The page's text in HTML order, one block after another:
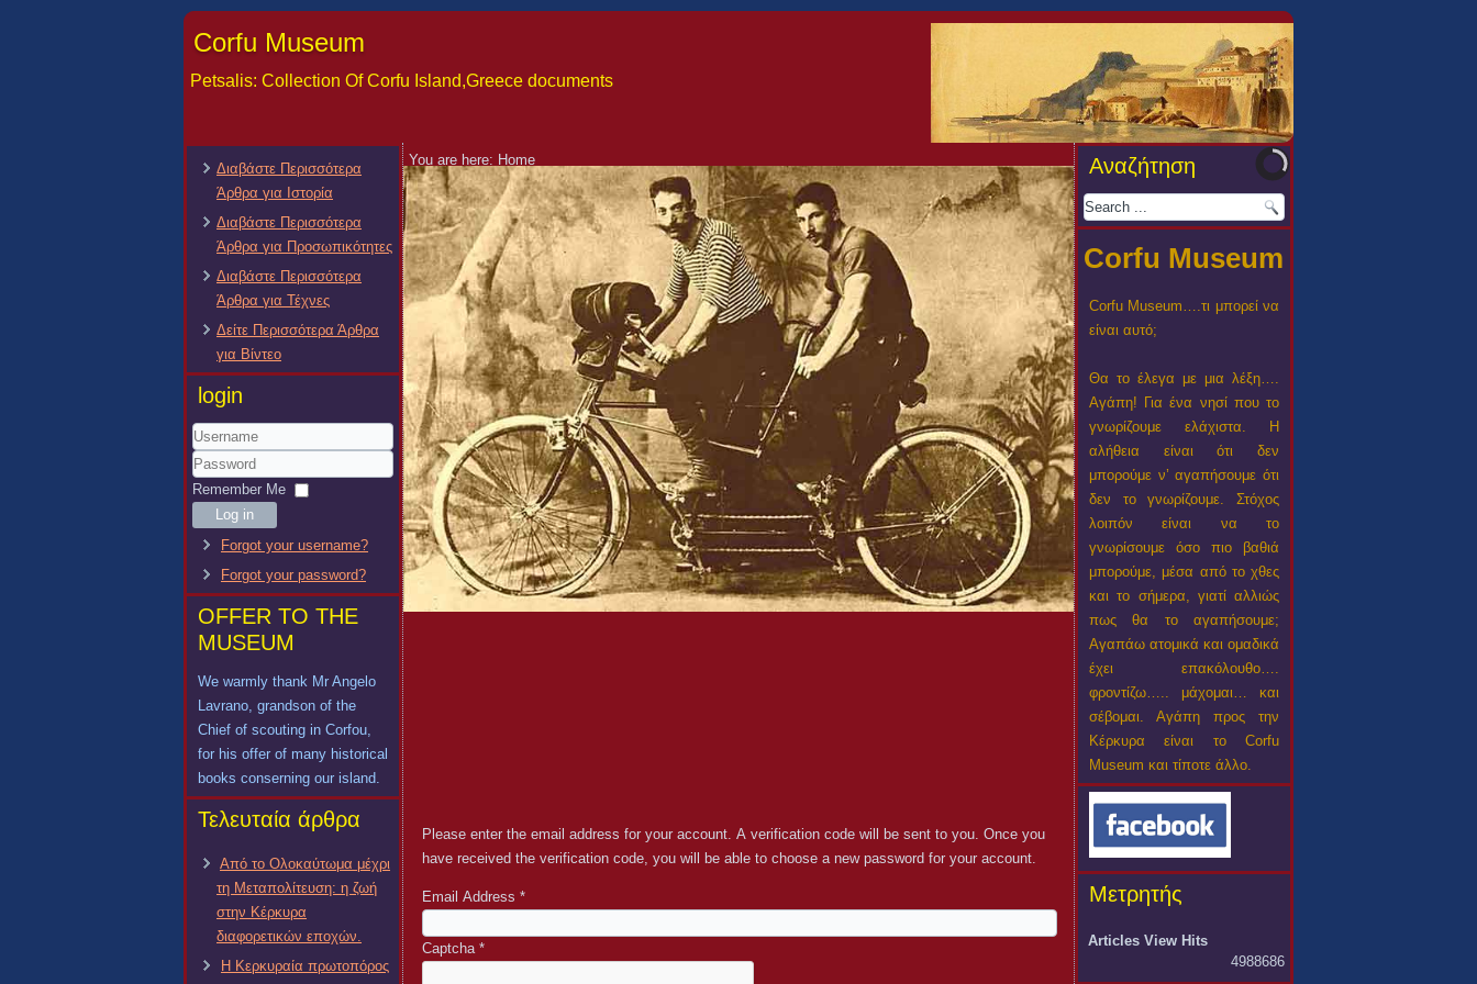
Corfu Museum
Petsalis: Collection Of Corfu Island,Greece documents
Διαβάστε Περισσότερα
Άρθρα για Ιστορία
Διαβάστε Περισσότερα
Άρθρα για Προσωπικότητες
Διαβάστε Περισσότερα
Άρθρα για Τέχνες
Δείτε Περισσότερα Άρθρα
για Βίντεο
login
Username
Password
Remember Me
Log in
Forgot your username?
Forgot your password?
OFFER TO THE
MUSEUM
We warmly thank Mr Angelo
Lavrano, grandson of the
Chief of scouting in Corfou,
for his offer of many historical
books conserning our island.
Τελευταία άρθρα
Από το Ολοκαύτωμα μέχρι
τη Μεταπολίτευση: η ζωή
στην Κέρκυρα
διαφορετικών εποχών.
Η Κερκυραία πρωτοπόρος
You are here: Home
Please enter the email address for your account. A verification code will be sent to you. Once you
have received the verification code, you will be able to choose a new password for your account.
Email Address *
Captcha*
Αναζήτηση
Corfu Museum
Corfu Museum….τι μπορεί να
είναι αυτό;
Θα το έλεγα με μια λέξη….
Αγάπη! Για ένα νησί που το
γνωρίζουμε ελάχιστα. Η
αλήθεια είναι ότι δεν
μπορούμε ν’ αγαπήσουμε ότι
δεν το γνωρίζουμε. Στόχος
λοιπόν είναι να το
γνωρίσουμε όσο πιο βαθιά
μπορούμε, μέσα από το χθες
και το σήμερα, γιατί αλλιώς
πως θα το αγαπήσουμε;
Αγαπάω ατομικά και ομαδικά
έχει επακόλουθο….
φροντίζω….. μάχομαι… και
σέβομαι. Αγάπη προς την
Κέρκυρα είναι το Corfu
Museum και τίποτε άλλο.
Μετρητής
Articles View Hits
4988686